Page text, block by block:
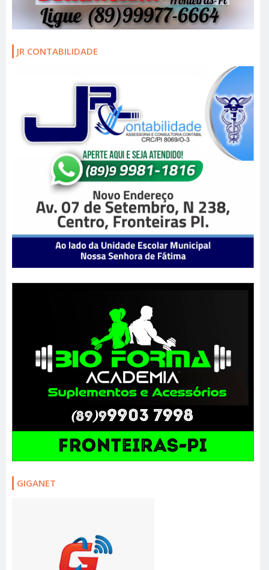
JR CONTABILIDADE
GIGANET